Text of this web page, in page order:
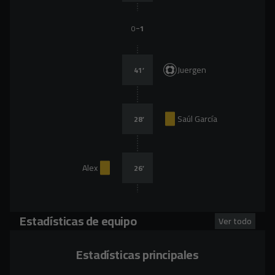
0-1
Juergen
41’
Saúl García
28’
Alex 26’
Estadísticas de equipo Ver todo
Estadísticas principales